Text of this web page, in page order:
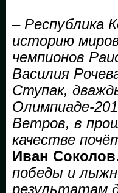
– Республика
историю
чемпионов
Василия
Ступак,
Олимпиаде-
Ветров, в
качестве
Иван Соколов
победы и
результатам